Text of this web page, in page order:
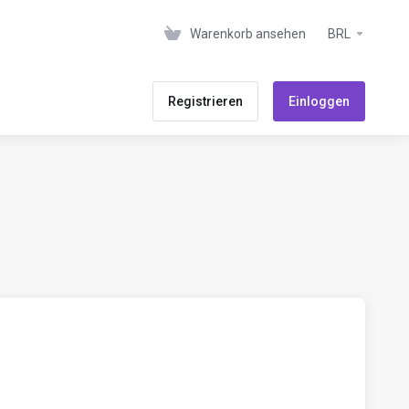
Warenkorb ansehen BRL
Registrieren Einloggen